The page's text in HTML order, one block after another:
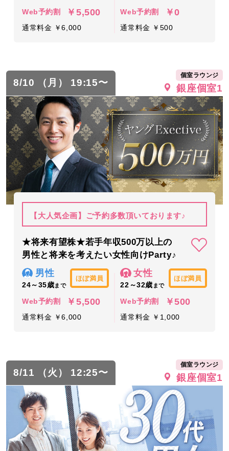
Web予約割 ￥5,500
通常料金 ￥6,000
Web予約割 ￥0
通常料金 ￥500
8/10 （月） 19:15〜
個室ラウンジ
銀座個室1
【大人気企画】ご予約多数頂いております♪
★将来有望株★若手年収500万以上の
男性と将来を考えたい女性向けParty♪
男性
24～35歳まで
ほぼ満員
Web予約割 ￥5,500
通常料金 ￥6,000
女性
22～32歳 まで
ほぼ満員
Web予約割 ￥500
通常料金 ￥1,000
8/11 （火） 12:25〜
個室ラウンジ
銀座個室1